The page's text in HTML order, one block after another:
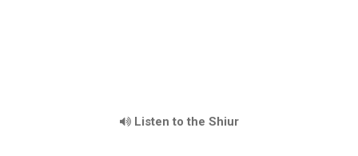
Listen to the Shiur